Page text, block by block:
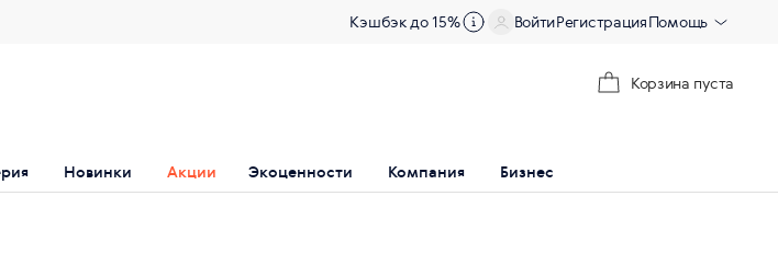
Кэшбэк до 15% ВойтиРегистрацияПомощь
Корзина пуста
Новинки Акции Экоценности Компания Бизнес